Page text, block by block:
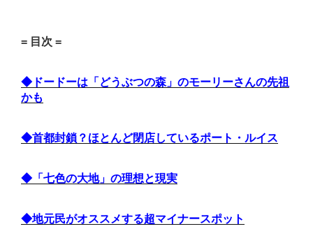
= 目次 =
◆ドードーは「どうぶつの森」のモーリーさんの先祖
かも
◆首都封鎖？ほとんど閉店しているポート・ルイス
◆「七色の大地」の理想と現実
◆地元民がオススメする超マイナースポット